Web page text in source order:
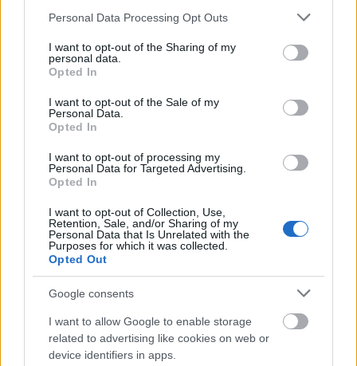
Please note that this website/app uses one or more Google
not limited to your visit or usage behaviour. You may click to
grant or deny consent to Google and its third-party tags to
use your data for below specified purposes in below Google
consent section.
Personal Data Processing Opt Outs
I want to opt-out of the Sharing of my
personal data.
Opted In
I want to opt-out of the Sale of my
Personal Data.
Opted In
I want to opt-out of processing my
Personal Data for Targeted Advertising.
Opted In
I want to opt-out of Collection, Use,
Retention, Sale, and/or Sharing of my
Personal Data that Is Unrelated with the
Purposes for which it was collected.
Opted Out
Google consents
I want to allow Google to enable storage
related to advertising like cookies on web or
device identifiers in apps.
Η ηλ. διεύθυνση σας δεν δημοσιεύεται. Τα υποχρεωτικά πεδία
σημειώνονται με*
Η βαθμολογία σας